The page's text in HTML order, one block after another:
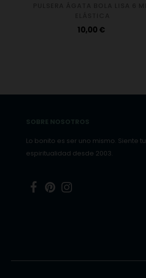
Precio
10,00 €
SOBRE NOSOTROS
Lo bonito es ser uno mismo. Siente tu
espiritualidad desde 2003.
FacebookPinterest